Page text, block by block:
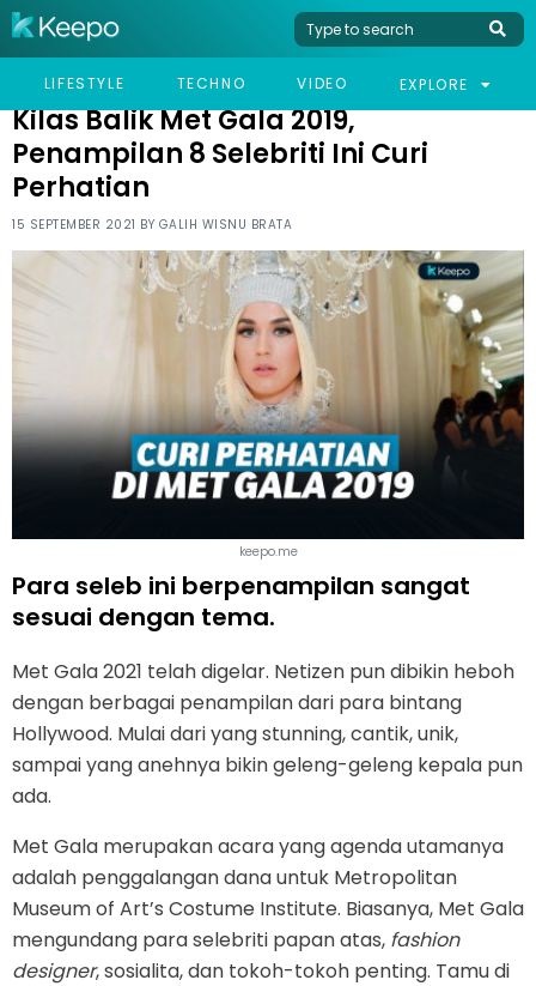
LIFESTYLE TECHNO VIDEO EXPLORE
HOME CELEB
KILAS BALIK MET GALA 2019, PENAMPILAN 8 SELEBRITI INI CURI
Kilas Balik Met Gala 2019,
Penampilan 8 Selebriti Ini Curi
Perhatian
15 SEPTEMBER 2021 BY GALIH WISNU BRATA
keepo.me
Para seleb ini berpenampilan sangat
sesuai dengan tema.
Met Gala 2021 telah digelar. Netizen pun dibikin heboh
dengan berbagai penampilan dari para bintang
Hollywood. Mulai dari yang stunning, cantik, unik,
sampai yang anehnya bikin geleng-geleng kepala pun
ada.
Met Gala merupakan acara yang agenda utamanya
adalah penggalangan dana untuk Metropolitan
Museum of Art’s Costume Institute. Biasanya, Met Gala
mengundang para selebriti papan atas, fashion
designer, sosialita, dan tokoh-tokoh penting. Tamu di